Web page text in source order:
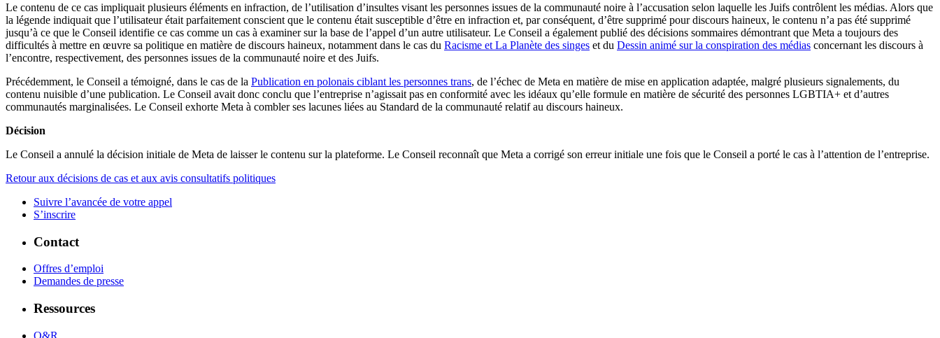
Le contenu de ce cas impliquait plusieurs éléments en infraction, de l’utilisation d’insultes visant les personnes issues de la communauté noire à l’accusation selon laquelle les Juifs contrôlent les médias. Alors que
la légende indiquait que l’utilisateur était parfaitement conscient que le contenu était susceptible d’être en infraction et, par conséquent, d’être supprimé pour discours haineux, le contenu n’a pas été supprimé
jusqu’à ce que le Conseil identifie ce cas comme un cas à examiner sur la base de l’appel d’un autre utilisateur. Le Conseil a également publié des décisions sommaires démontrant que Meta a toujours des
difficultés à mettre en œuvre sa politique en matière de discours haineux, notamment dans le cas du Racisme et La Planète des singes et du Dessin animé sur la conspiration des médias concernant les discours à
l’encontre, respectivement, des personnes issues de la communauté noire et des Juifs.
Précédemment, le Conseil a témoigné, dans le cas de la Publication en polonais ciblant les personnes trans, de l’échec de Meta en matière de mise en application adaptée, malgré plusieurs signalements, du
contenu nuisible d’une publication. Le Conseil avait donc conclu que l’entreprise n’agissait pas en conformité avec les idéaux qu’elle formule en matière de sécurité des personnes LGBTIA+ et d’autres
communautés marginalisées. Le Conseil exhorte Meta à combler ses lacunes liées au Standard de la communauté relatif au discours haineux.
Décision
Le Conseil a annulé la décision initiale de Meta de laisser le contenu sur la plateforme. Le Conseil reconnaît que Meta a corrigé son erreur initiale une fois que le Conseil a porté le cas à l’attention de l’entreprise.
Retour aux décisions de cas et aux avis consultatifs politiques
Suivre l’avancée de votre appel
S’inscrire
Contact
Offres d’emploi
Demandes de presse
Ressources
Q&R